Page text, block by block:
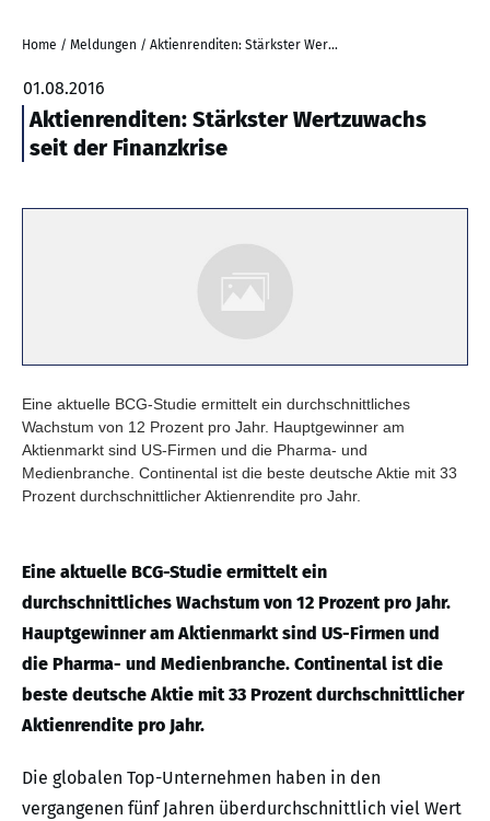
Home / Meldungen / Aktienrenditen: Stärkster Wertzuwachs seit der Finanzkrise
01.08.2016
Aktienrenditen: Stärkster Wertzuwachs
seit der Finanzkrise
Eine aktuelle BCG-Studie ermittelt ein durchschnittliches
Wachstum von 12 Prozent pro Jahr. Hauptgewinner am
Aktienmarkt sind US-Firmen und die Pharma- und
Medienbranche. Continental ist die beste deutsche Aktie mit 33
Prozent durchschnittlicher Aktienrendite pro Jahr.
Eine aktuelle BCG-Studie ermittelt ein
durchschnittliches Wachstum von 12 Prozent pro Jahr.
Hauptgewinner am Aktienmarkt sind US-Firmen und
die Pharma- und Medienbranche. Continental ist die
beste deutsche Aktie mit 33 Prozent durchschnittlicher
Aktienrendite pro Jahr.
Die globalen Top-Unternehmen haben in den
vergangenen fünf Jahren überdurchschnittlich viel Wert